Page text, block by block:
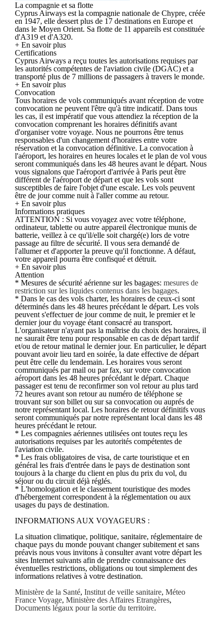
La compagnie et sa flotte
Cyprus Airways est la compagnie nationale de Chypre, créée
en 1947, elle dessert plus de 17 destinations en Europe et
dans le Moyen Orient. Sa flotte de 11 appareils est constituée
d'A319 et d'A320.
+ En savoir plus
Certifications
Cyprus Airways a reçu toutes les autorisations requises par
les autorités compétentes de l'aviation civile (DGAC) et a
transporté plus de 7 millions de passagers à travers le monde.
+ En savoir plus
Convocation
Tous horaires de vols communiqués avant réception de votre
convocation ne peuvent l'être qu'à titre indicatif. Dans tous
les cas, il est impératif que vous attendiez la réception de la
convocation comprenant les horaires définitifs avant
d'organiser votre voyage. Nous ne pourrons être tenus
responsables d'un changement d'horaires entre votre
réservation et la convocation définitive. La convocation à
l'aéroport, les horaires en heures locales et le plan de vol vous
seront communiqués dans les 48 heures avant le départ. Nous
vous signalons que l'aéroport d'arrivée à Paris peut être
différent de l'aéroport de départ et que les vols sont
susceptibles de faire l'objet d'une escale. Les vols peuvent
être de jour comme nuit à l'aller comme au retour.
+ En savoir plus
Informations pratiques
ATTENTION : Si vous voyagez avec votre téléphone,
ordinateur, tablette ou autre appareil électronique munis de
batterie, veillez à ce qu'il/elle soit chargé(e) lors de votre
passage au filtre de sécurité. Il vous sera demandé de
l'allumer et d'apporter la preuve qu'il fonctionne. A défaut,
votre appareil pourra être confisqué et détruit.
+ En savoir plus
Attention
* Mesures de sécurité aérienne sur les bagages: mesures de
restriction sur les liquides contenus dans les bagages.
* Dans le cas des vols charter, les horaires de ceux-ci sont
déterminés dans les 48 heures précédant le départ. Les vols
peuvent s'effectuer de jour comme de nuit, le premier et le
dernier jour du voyage étant consacré au transport.
L'organisateur n'ayant pas la maîtrise du choix des horaires, il
ne saurait être tenu pour responsable en cas de départ tardif
et/ou de retour matinal le dernier jour. En particulier, le départ
pouvant avoir lieu tard en soirée, la date effective de départ
peut être celle du lendemain. Les horaires vous seront
communiqués par mail ou par fax, sur votre convocation
aéroport dans les 48 heures précédant le départ. Chaque
passager est tenu de reconfirmer son vol retour au plus tard
72 heures avant son retour au numéro de téléphone se
trouvant sur son billet ou sur sa convocation ou auprés de
notre représentant local. Les horaires de retour définitifs vous
seront communiqués par notre représentant local dans les 48
heures précédant le retour.
* Les compagnies aériennes utilisées ont toutes reçu les
autorisations requises par les autorités compétentes de
l'aviation civile.
* Les frais obligatoires de visa, de carte touristique et en
général les frais d'entrée dans le pays de destination sont
toujours à la charge du client en plus du prix du vol, du
séjour ou du circuit déjà réglés.
* L'homologation et le classement touristique des modes
d'hébergement correspondent à la réglementation ou aux
usages du pays de destination.
INFORMATIONS AUX VOYAGEURS :
La situation climatique, politique, sanitaire, réglementaire de
chaque pays du monde pouvant changer subitement et sans
préavis nous vous invitons à consulter avant votre départ les
sites Internet suivants afin de prendre connaissance des
éventuelles restrictions, obligations ou tout simplement des
informations relatives à votre destination.
Ministère de la Santé, Institut de veille sanitaire, Méteo
France Voyage, Ministère des Affaires Etrangères,
Documents légaux pour la sortie du territoire.